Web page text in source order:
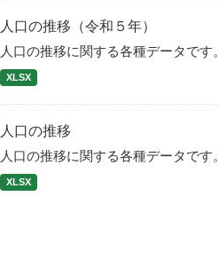
人口の推移（令和５年）
人口の推移に関する各種データです。
XLSX
人口の推移
人口の推移に関する各種データです。
XLSX